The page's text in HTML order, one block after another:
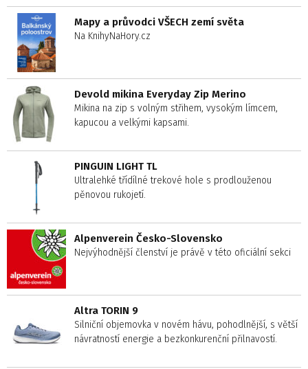
Mapy a průvodci VŠECH zemí světa
Na KnihyNaHory.cz
Devold mikina Everyday Zip Merino
Mikina na zip s volným střihem, vysokým límcem,
kapucou a velkými kapsami.
PINGUIN LIGHT TL
Ultralehké třídílné trekové hole s prodlouženou
pěnovou rukojetí.
Alpenverein Česko-Slovensko
Nejvýhodnější členství je právě v této oficiální sekci
Altra TORIN 9
Silniční objemovka v novém hávu, pohodlnější, s větší
návratností energie a bezkonkurenční přilnavostí.